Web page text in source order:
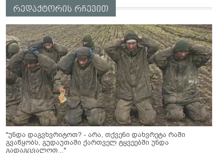
რედაქტორის რჩევით
"უნდა დაგვხვრიტოთ? - არა, თქვენი დახვრეტა რაში
გვაწყობს, გუდაუთაში ქართველ ტყვეებში უნდა
გადაგცვალოთ..."